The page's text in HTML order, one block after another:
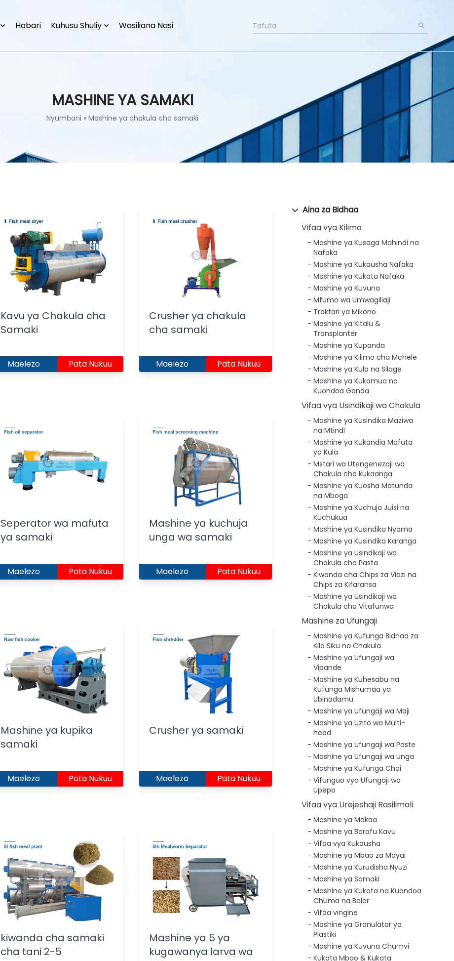
Habari Kuhusu Shuliy Wasiliana Nasi
MASHINE YA SAMAKI
Nyumbani » Mashine ya chakula cha samaki
Aina za Bidhaa
Vifaa vya Kilimo
Mashine ya Kusaga Mahindi na
Nafaka
Mashine ya Kukausha Nafaka
Mashine ya Kukata Nafaka
Mashine ya Kuvuna
Mfumo wa Umwagiliaji
Traktari ya Mikono
Mashine ya Kitalu &
Transplanter
Mashine ya Kupanda
Mashine ya Kilimo cha Mchele
Mashine ya Kula na Silage
Mashine ya Kukamua na
Kuondoa Ganda
Vifaa vya Usindikaji wa Chakula
Mashine ya Kusindika Maziwa
na Mtindi
Mashine ya Kukandia Mafuta
ya Kula
Mstari wa Utengenezaji wa
Chakula cha kukaanga
Mashine ya Kuosha Matunda
na Mboga
Mashine ya Kuchuja Juisi na
Kuchukua
Mashine ya Kusindika Nyama
Mashine ya Kusindika Karanga
Mashine ya Usindikaji wa
Chakula cha Pasta
Kiwanda cha Chips za Viazi na
Chips za Kifaransa
Mashine ya Usindikaji wa
Chakula cha Vitafunwa
Mashine za Ufungaji
Mashine ya Kufunga Bidhaa za
Kila Siku na Chakula
Mashine ya Ufungaji wa
Vipande
Mashine ya Kuhesabu na
Kufunga Mishumaa ya
Ubinadamu
Mashine ya Ufungaji wa Maji
Mashine ya Uzito wa Multi-
head
Mashine ya Ufungaji wa Paste
Mashine ya Ufungaji wa Unga
Mashine ya Kufunga Chai
Vifunguo vya Ufungaji wa
Upepo
Vifaa vya Urejeshaji Rasilimali
Mashine ya Makaa
Mashine ya Barafu Kavu
Vifaa vya Kukausha
Mashine ya Mbao za Mayai
Mashine ya Kurudisha Nyuzi
Mashine ya Samaki
Mashine ya Kukata na Kuondoa
Chuma na Baler
Vifaa vingine
Mashine ya Granulator ya
Plastiki
Mashine ya Kuvuna Chumvi
Kukata Mbao & Kukata
Kavu ya Chakula cha
Samaki
Maelezo Pata Nukuu
Crusher ya chakula
cha samaki
Maelezo Pata Nukuu
Seperator wa mafuta
ya samaki
Maelezo Pata Nukuu
Mashine ya kuchuja
unga wa samaki
Maelezo Pata Nukuu
Mashine ya kupika
samaki
Maelezo Pata Nukuu
Crusher ya samaki
Maelezo Pata Nukuu
kiwanda cha samaki
cha tani 2-5
Mashine ya 5 ya
kugawanya larva wa